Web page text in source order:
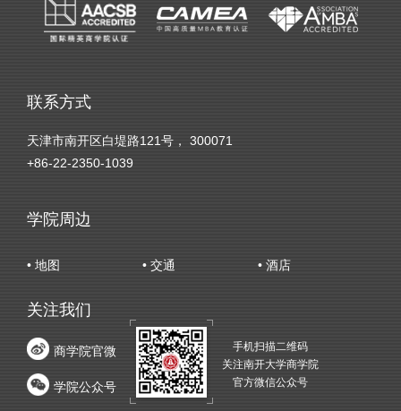
联系方式
天津市南开区白堤路121号， 300071
+86-22-2350-1039
学院周边
• 地图 • 交通 • 酒店
关注我们
商学院官微
学院公众号
手机扫描二维码
关注南开大学商学院
官方微信公众号